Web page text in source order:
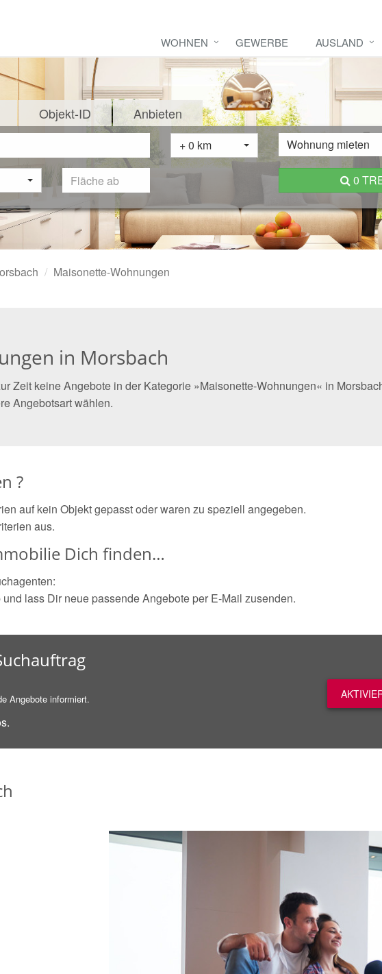
WOHNEN GEWERBE AUSLAND
Objekt-ID Anbieten
+ 0 km Wohnung mieten
0
Maisonette-Wohnungen
in Morsbach
Zeit keine Angebote in der Kategorie »Maisonette-Wohnungen« in
Angebotsart wählen.
?
auf kein Objekt gepasst oder waren zu speziell angegeben.
aus.
Dich finden…
lass Dir neue passende Angebote per E-Mail zusenden.
Angebote informiert.